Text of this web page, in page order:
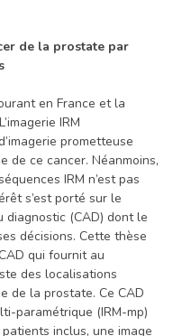
de la prostate par
en France et la
IRM
prometteuse
de ce cancer. Néanmoins,
IRM n’est pas
s’est porté sur le
diagnostic (CAD) dont le
décisions. Cette thèse
qui fournit au
des localisations
de la prostate. Ce CAD
paramétrique (IRM-mp)
inclus, une image